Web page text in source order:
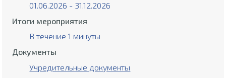
01.06.2026 - 31.12.2026
Итоги мероприятия
В течение 1 минуты
Документы
Учредительные документы